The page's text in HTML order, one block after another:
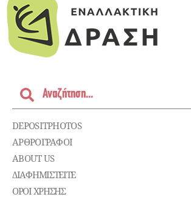
DEPOSITPHOTOS
ΑΡΘΡΟΓΡΑΦΟΙ
ABOUT US
ΔΙΑΦΗΜΙΣΤΕΊΤΕ
ΌΡΟΙ ΧΡΉΣΗΣ